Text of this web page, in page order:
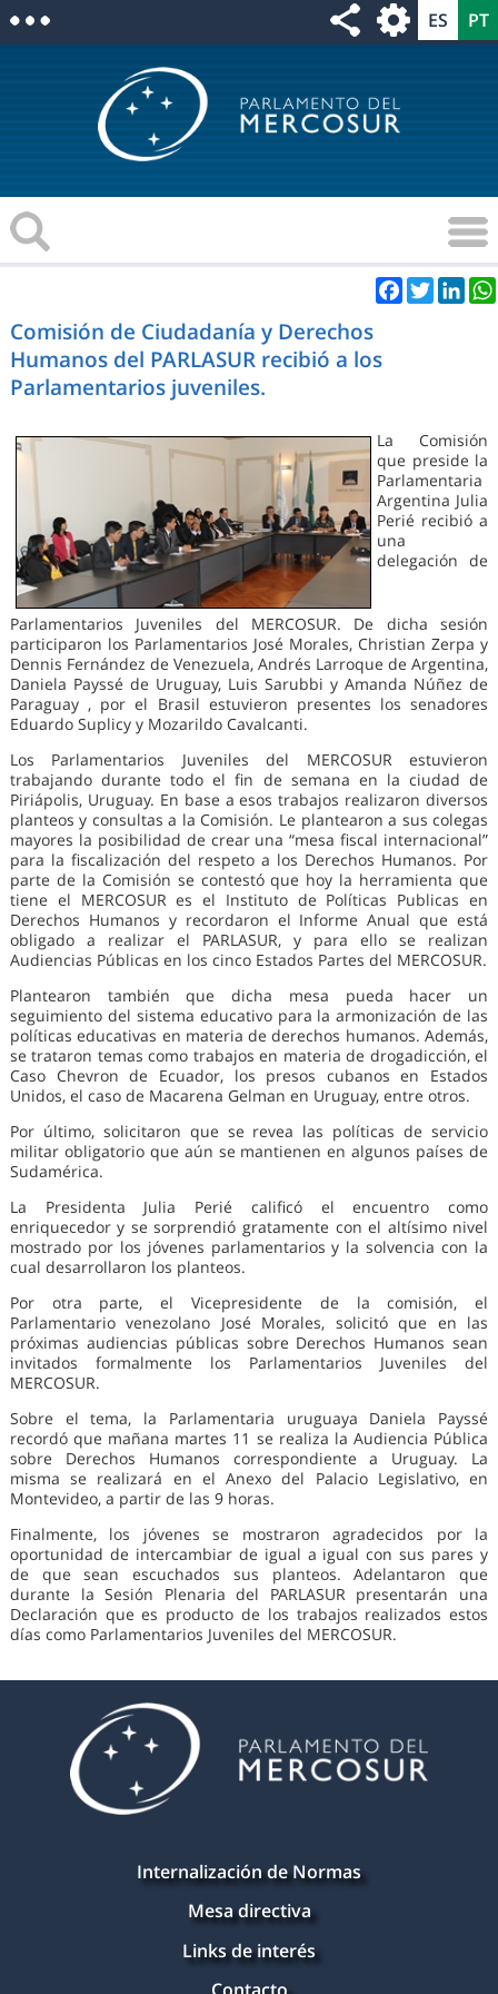
Facebook
Twitter
Comisión de Ciudadanía y Derechos
Humanos del PARLASUR recibió a los
Parlamentarios juveniles.
La Comisión
que preside la
Parlamentaria
Argentina Julia
Perié recibió a
una
delegación de
Parlamentarios Juveniles del MERCOSUR. De dicha sesión
participaron los Parlamentarios José Morales, Christian Zerpa y
Dennis Fernández de Venezuela, Andrés Larroque de Argentina,
Daniela Payssé de Uruguay, Luis Sarubbi y Amanda Núñez de
Paraguay , por el Brasil estuvieron presentes los senadores
Eduardo Suplicy y Mozarildo Cavalcanti.
Los Parlamentarios Juveniles del MERCOSUR estuvieron
trabajando durante todo el fin de semana en la ciudad de
Piriápolis, Uruguay. En base a esos trabajos realizaron diversos
planteos y consultas a la Comisión. Le plantearon a sus colegas
mayores la posibilidad de crear una “mesa fiscal internacional”
para la fiscalización del respeto a los Derechos Humanos. Por
parte de la Comisión se contestó que hoy la herramienta que
tiene el MERCOSUR es el Instituto de Políticas Publicas en
Derechos Humanos y recordaron el Informe Anual que está
obligado a realizar el PARLASUR, y para ello se realizan
Audiencias Públicas en los cinco Estados Partes del MERCOSUR.
Plantearon también que dicha mesa pueda hacer un
seguimiento del sistema educativo para la armonización de las
políticas educativas en materia de derechos humanos. Además,
se trataron temas como trabajos en materia de drogadicción, el
Caso Chevron de Ecuador, los presos cubanos en Estados
Unidos, el caso de Macarena Gelman en Uruguay, entre otros.
Por último, solicitaron que se revea las políticas de servicio
militar obligatorio que aún se mantienen en algunos países de
Sudamérica.
La Presidenta Julia Perié calificó el encuentro como
enriquecedor y se sorprendió gratamente con el altísimo nivel
mostrado por los jóvenes parlamentarios y la solvencia con la
cual desarrollaron los planteos.
Por otra parte, el Vicepresidente de la comisión, el
Parlamentario venezolano José Morales, solicitó que en las
próximas audiencias públicas sobre Derechos Humanos sean
invitados formalmente los Parlamentarios Juveniles del
MERCOSUR.
Sobre el tema, la Parlamentaria uruguaya Daniela Payssé
recordó que mañana martes 11 se realiza la Audiencia Pública
sobre Derechos Humanos correspondiente a Uruguay. La
misma se realizará en el Anexo del Palacio Legislativo, en
Montevideo, a partir de las 9 horas.
Finalmente, los jóvenes se mostraron agradecidos por la
oportunidad de intercambiar de igual a igual con sus pares y
de que sean escuchados sus planteos. Adelantaron que
durante la Sesión Plenaria del PARLASUR presentarán una
Declaración que es producto de los trabajos realizados estos
días como Parlamentarios Juveniles del MERCOSUR.
Internalización de Normas
Mesa directiva
Links de interés